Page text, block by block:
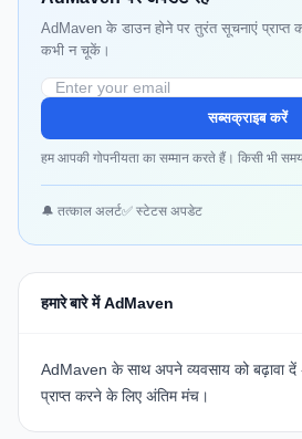
AdMaven के डाउन होने पर तुरंत सूचनाएं प्राप्त
कभी न चूकें।
सब्सक्राइब करें
हम आपकी गोपनीयता का सम्मान करते हैं। किसी भी
🔔 तत्काल अलर्ट✅ स्टेटस अपडेट
हमारे बारे में AdMaven
AdMaven के साथ अपने व्यवसाय को बढ़ावा दें -
प्राप्त करने के लिए अंतिम मंच।